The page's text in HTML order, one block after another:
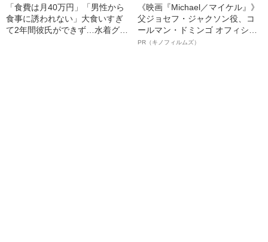
「食費は月40万円」「男性から
食事に誘われない」大食いすぎ
て2年間彼氏ができず…水着グラ
《映画『Michael／マイケル』》
父ジョセフ・ジャクソン役、コ
ールマン・ドミンゴ オフィシャ
ルインタビュー“観客を魅了した
PR（キノフィルムズ）